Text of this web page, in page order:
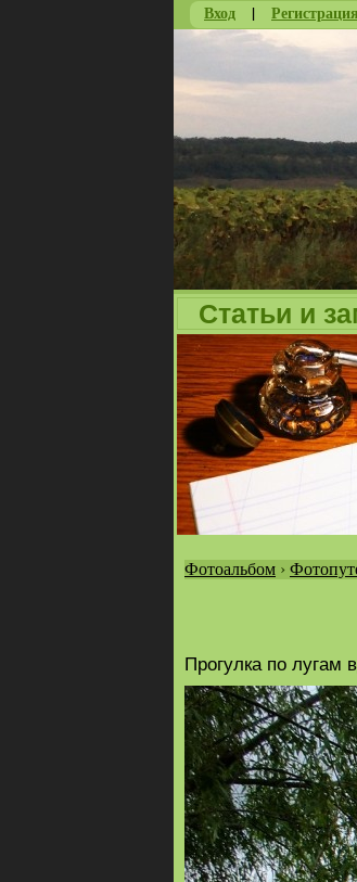
Вход | Регистрация
Статьи и
Фотоальбом ›
Прогулка по лугам